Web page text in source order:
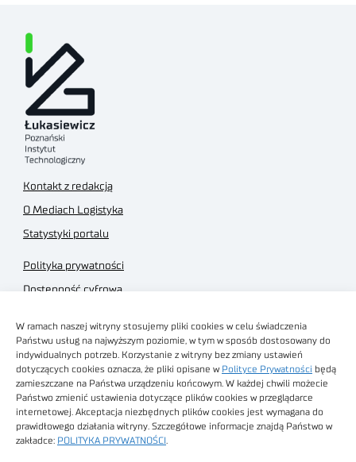
W ramach naszej witryny stosujemy pliki cookies w celu świadczenia
Państwu usług na najwyższym poziomie, w tym w sposób dostosowany do
indywidualnych potrzeb. Korzystanie z witryny bez zmiany ustawień
dotyczących cookies oznacza, że pliki opisane w Polityce Prywatności będą
zamieszczane na Państwa urządzeniu końcowym. W każdej chwili możecie
Państwo zmienić ustawienia dotyczące plików cookies w przeglądarce
internetowej. Akceptacja niezbędnych plików cookies jest wymagana do
prawidłowego działania witryny. Szczegółowe informacje znajdą Państwo w
zakładce: POLITYKA PRYWATNOŚCI
Kontakt z redakcją
O Mediach Logistyka
Statystyki portalu
Polityka prywatności
Dostępność cyfrowa
Regulamin sklepu
Obrazy stockowe
autorstwa